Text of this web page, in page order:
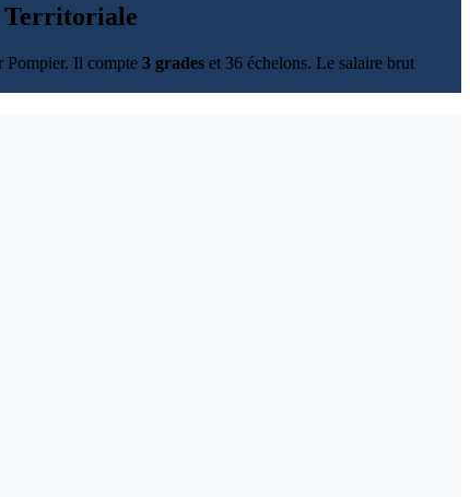
Territoriale
Pompier. Il compte 3 grades et 36 échelons. Le salaire brut